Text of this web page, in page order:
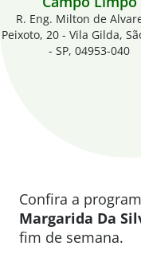
R. Eng. Milton de
Peixoto, 20 - Vila Gilda,
- SP, 04953-040
Confira a
Margarida Da
fim de semana.